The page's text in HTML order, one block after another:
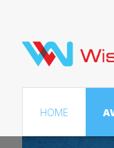
HOME